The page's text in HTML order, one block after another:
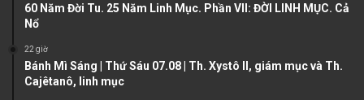
60 Năm Đời Tu. 25 Năm Linh Mục. Phần VII: ĐỜI LINH MỤC. Cả
Nổ
22 giờ
Bánh Mì Sáng | Thứ Sáu 07.08 | Th. Xystô II, giám mục và Th.
Cajêtanô, linh mục